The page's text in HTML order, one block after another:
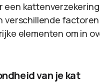
een
verschillende
elementen om in
van je kat